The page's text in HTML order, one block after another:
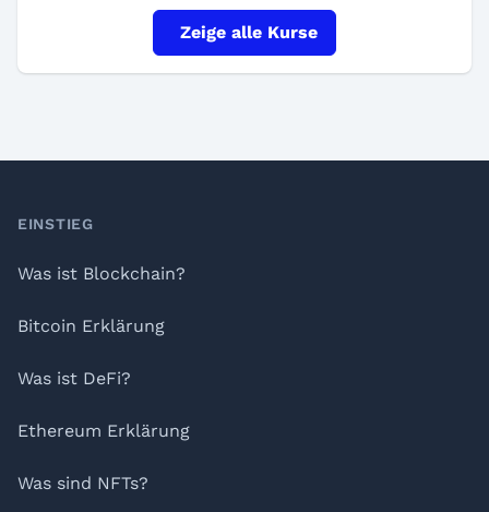
Zeige alle Kurse
Footer
EINSTIEG
Was ist Blockchain?
Bitcoin Erklärung
Was ist DeFi?
Ethereum Erklärung
Was sind NFTs?